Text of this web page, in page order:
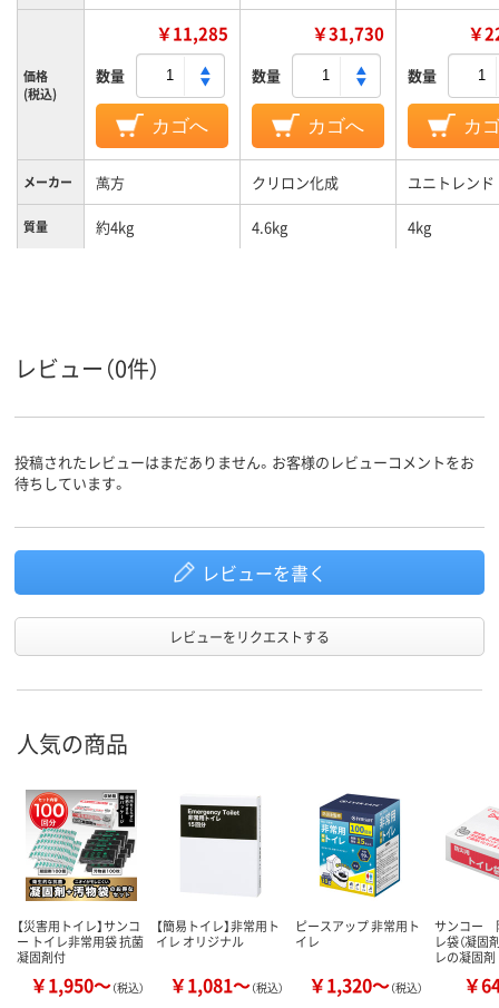
価格
(税込)
￥11,285
数量
カゴへ
￥31,730
数量
カゴへ
￥
数量
カ
メーカー 萬方 クリロン化成 ユニトレンド
質量 約4kg 4.6kg 4kg
レビュー（0件）
投稿されたレビューはまだありません。お客様のレビューコメントをお
待ちしています。
レビューを書く
レビューをリクエストする
人気の商品
【災害用トイレ】サンコ
ー トイレ非常用袋 抗菌
凝固剤付
￥1,950～（税込）
【簡易トイレ】非常用ト
イレ オリジナル
￥1,081～（税込）
ピースアップ 非常用ト
イレ
￥1,320～（税込）
サンコー
レ袋（凝固
レの凝固剤
￥